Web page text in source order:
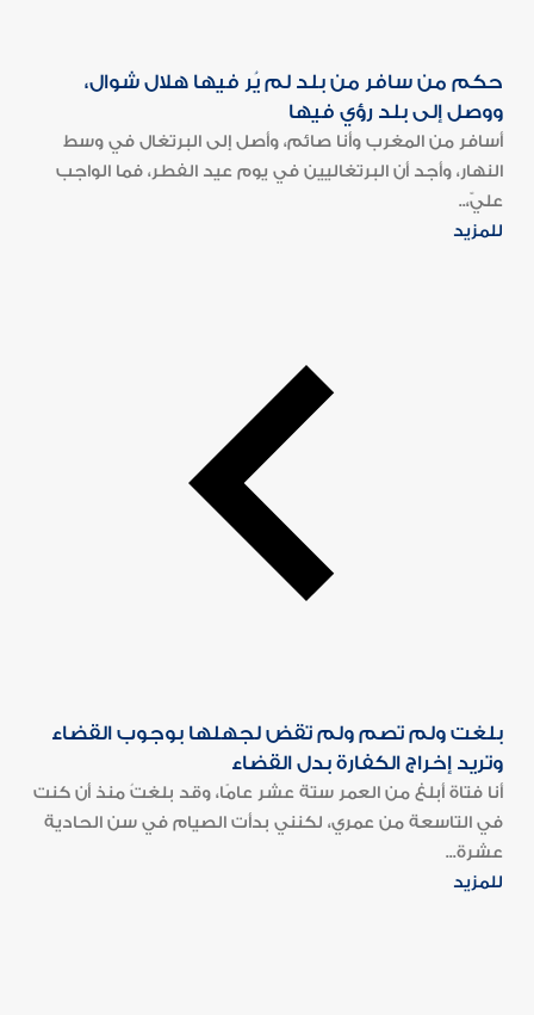
حكم من سافر من بلد لم يُر فيها هلال شوال،
ووصل إلى بلد رؤي فيها
أسافر من المغرب وأنا صائم، وأصل إلى البرتغال في وسط
النهار، وأجد أن البرتغاليين في يوم عيد الفطر، فما الواجب
عليّ،..
للمزيد
بلغت ولم تصم ولم تقض لجهلها بوجوب القضاء
وتريد إخراج الكفارة بدل القضاء
أنا فتاة أبلغ من العمر ستة عشر عامًا، وقد بلغتُ منذ أن كنت
في التاسعة من عمري، لكنني بدأت الصيام في سن الحادية
عشرة...
للمزيد